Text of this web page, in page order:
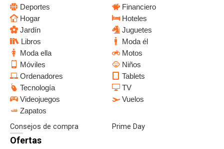
Deportes
Financiero
Hogar
Hoteles
Jardín
Juguetes
Libros
Moda él
Moda ella
Motos
Móviles
Niños
Ordenadores
Tablets
Tecnología
TV
Videojuegos
Vuelos
Zapatos
Consejos de compra Prime Day
Ofertas